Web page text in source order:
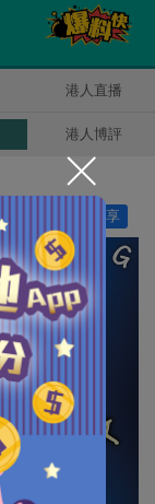
港人直播
港人博評
分享
讚好